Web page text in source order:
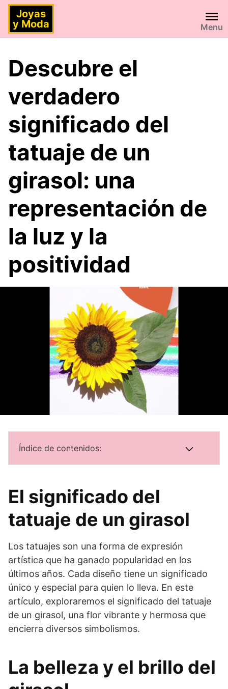
Saltar
contenido
Joyas
y Moda
Menu
Descubre el
verdadero
significado del
tatuaje de un
girasol: una
representación de
la luz y la
positividad
Índice de contenidos:
El significado del
tatuaje de un girasol
Los tatuajes son una forma de expresión
artística que ha ganado popularidad en los
últimos años. Cada diseño tiene un significado
único y especial para quien lo lleva. En este
artículo, exploraremos el significado del tatuaje
de un girasol, una flor vibrante y hermosa que
encierra diversos simbolismos.
La belleza y el brillo del